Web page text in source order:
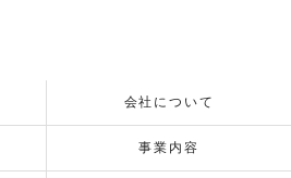
会社について
事業内容